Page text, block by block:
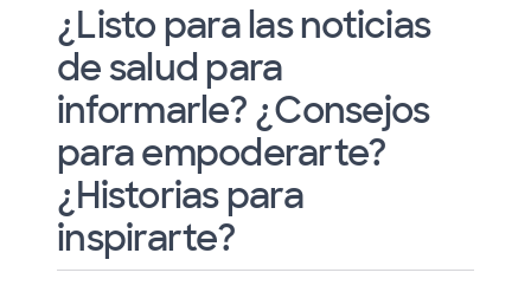
¿Listo para las noticias
de salud para
informarle? ¿Consejos
para empoderarte?
¿Historias para
inspirarte?